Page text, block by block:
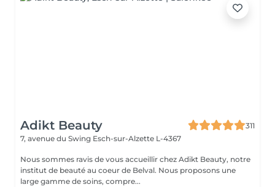
Adikt Beauty
311
7, avenue du Swing Esch-sur-Alzette L-4367
Nous sommes ravis de vous accueillir chez Adikt Beauty, notre
institut de beauté au coeur de Belval. Nous proposons une
large gamme de soins, compre...